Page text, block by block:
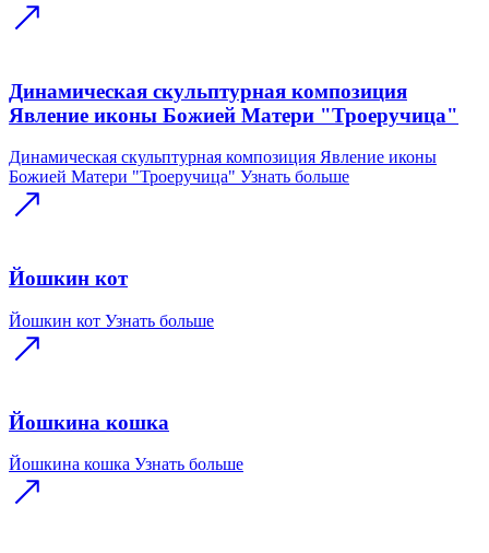
Динамическая скульптурная композиция
Явление иконы Божией Матери "Троеручица"
Динамическая скульптурная композиция Явление иконы
Божией Матери "Троеручица" Узнать больше
Йошкин кот
Йошкин кот Узнать больше
Йошкина кошка
Йошкина кошка Узнать больше